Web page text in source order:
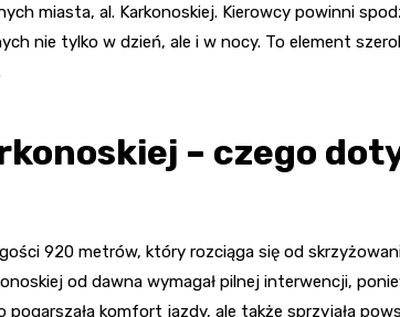
miasta, al. Karkonoskiej. Kierowcy powinni
nie tylko w dzień, ale i w nocy. To element
– czego
920 metrów, który rozciąga się od
od dawna wymagał pilnej interwencji,
pogarszała komfort jazdy, ale także sprzyjała